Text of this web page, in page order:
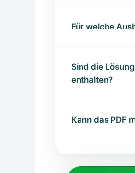
Für welche
Sind die
enthalten?
Kann das PDF